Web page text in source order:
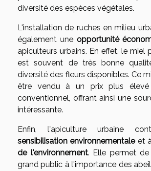
diversité des espèces végétales.
L'installation de ruches en milieu
également une opportunité
apiculteurs urbains. En effet, le miel
est souvent de très bonne
diversité des fleurs disponibles. Ce
être vendu à un prix plus
conventionnel, offrant ainsi une
intéressante.
Enfin, l'apiculture urbaine
sensibilisation environnementaleet
de l'environnement. Elle permet de
grand public à l'importance des